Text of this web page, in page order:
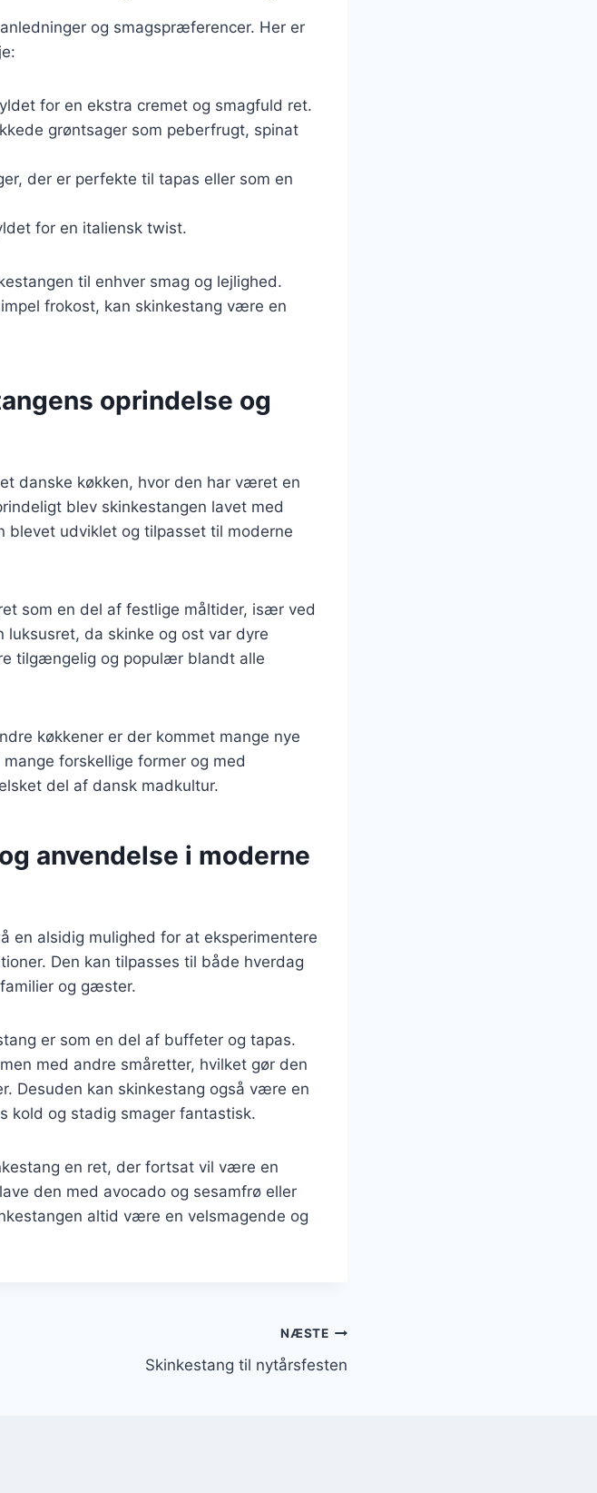
og smagspræferencer. Her er
for en ekstra cremet og smagfuld ret.
grøntsager som peberfrugt, spinat
der er perfekte til tapas eller som en
for en italiensk twist.
til enhver smag og lejlighed.
frokost, kan skinkestang være en
oprindelse og
danske køkken, hvor den har været en
blev skinkestangen lavet med
blevet udviklet og tilpasset til moderne
som en del af festlige måltider, især ved
luksusret, da skinke og ost var dyre
tilgængelig og populær blandt alle
køkkener er der kommet mange nye
forskellige former og med
del af dansk madkultur.
anvendelse i moderne
en alsidig mulighed for at eksperimentere
Den kan tilpasses til både hverdag
og gæster.
er som en del af buffeter og tapas.
med andre småretter, hvilket gør den
Desuden kan skinkestang også være en
kold og stadig smager fantastisk.
en ret, der fortsat vil være en
den med avocado og sesamfrø eller
altid være en velsmagende og
NÆSTE
Skinkestang til nytårsfesten